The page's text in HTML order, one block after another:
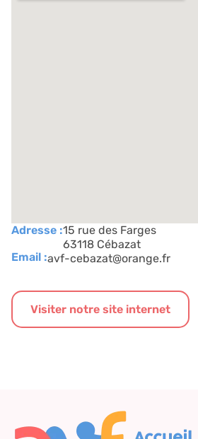
Adresse :15 rue des Farges
63118 Cébazat
Email :avf-cebazat@orange.fr
Visiter notre site internet